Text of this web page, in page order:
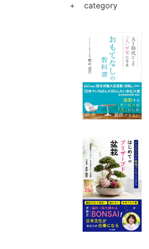
＋ category